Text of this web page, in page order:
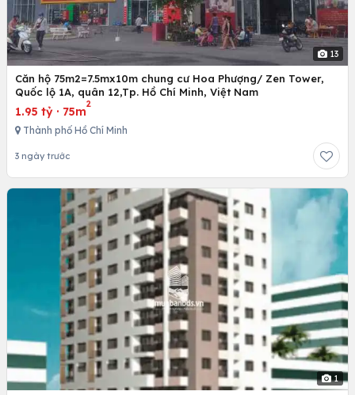
13
Căn hộ 75m2=7.5mx10m chung cư Hoa Phượng/ Zen Tower,
Quốc lộ 1A, quân 12,Tp. Hồ Chí Minh, Việt Nam
1.95 tỷ · 75m
2
Thành phố Hồ Chí Minh
3 ngày trước
1